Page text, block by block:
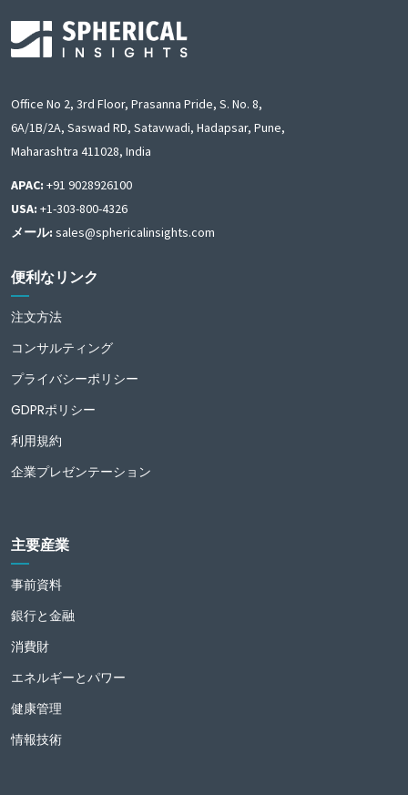
Office No 2, 3rd Floor, Prasanna Pride, S. No. 8,
6A/1B/2A, Saswad RD, Satavwadi, Hadapsar, Pune,
Maharashtra 411028, India
APAC: +91 9028926100
USA: +1-303-800-4326
メール: sales@sphericalinsights.com
便利なリンク
注文方法
コンサルティング
プライバシーポリシー
GDPRポリシー
利用規約
企業プレゼンテーション
主要産業
事前資料
銀行と金融
消費財
エネルギーとパワー
健康管理
情報技術